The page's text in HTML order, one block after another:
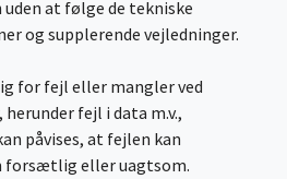
uden at følge de tekniske
og supplerende vejledninger.
for fejl eller mangler ved
fejl i data m.v.,
påvises, at fejlen kan
forsætlig eller uagtsom.